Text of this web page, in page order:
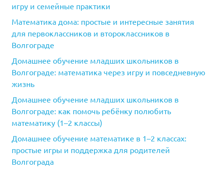
игру и семейные практики
Математика дома: простые и интересные занятия
для первоклассников и второклассников в
Волгограде
Домашнее обучение младших школьников в
Волгограде: математика через игру и повседневную
жизнь
Домашнее обучение младших школьников в
Волгограде: как помочь ребёнку полюбить
математику (1–2 классы)
Домашнее обучение математике в 1–2 классах:
простые игры и поддержка для родителей
Волгограда